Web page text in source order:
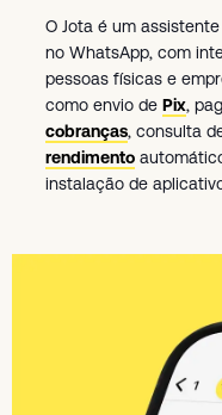
O Jota é um
no WhatsApp, com
pessoas físicas e
como envio de Pix,
cobranças, consulta
rendimento
instalação de